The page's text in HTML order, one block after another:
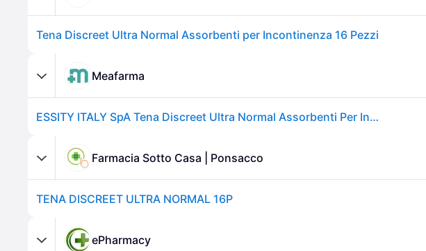
Tena Discreet Ultra Normal Assorbenti per Incontinenza 16 Pezzi
Meafarma
ESSITY ITALY SpA Tena Discreet Ultra Normal Assorbenti Per Incontinenza 16 Pezzi - Protezione Sottile e Sicura
Farmacia Sotto Casa | Ponsacco
TENA DISCREET ULTRA NORMAL 16P
ePharmacy